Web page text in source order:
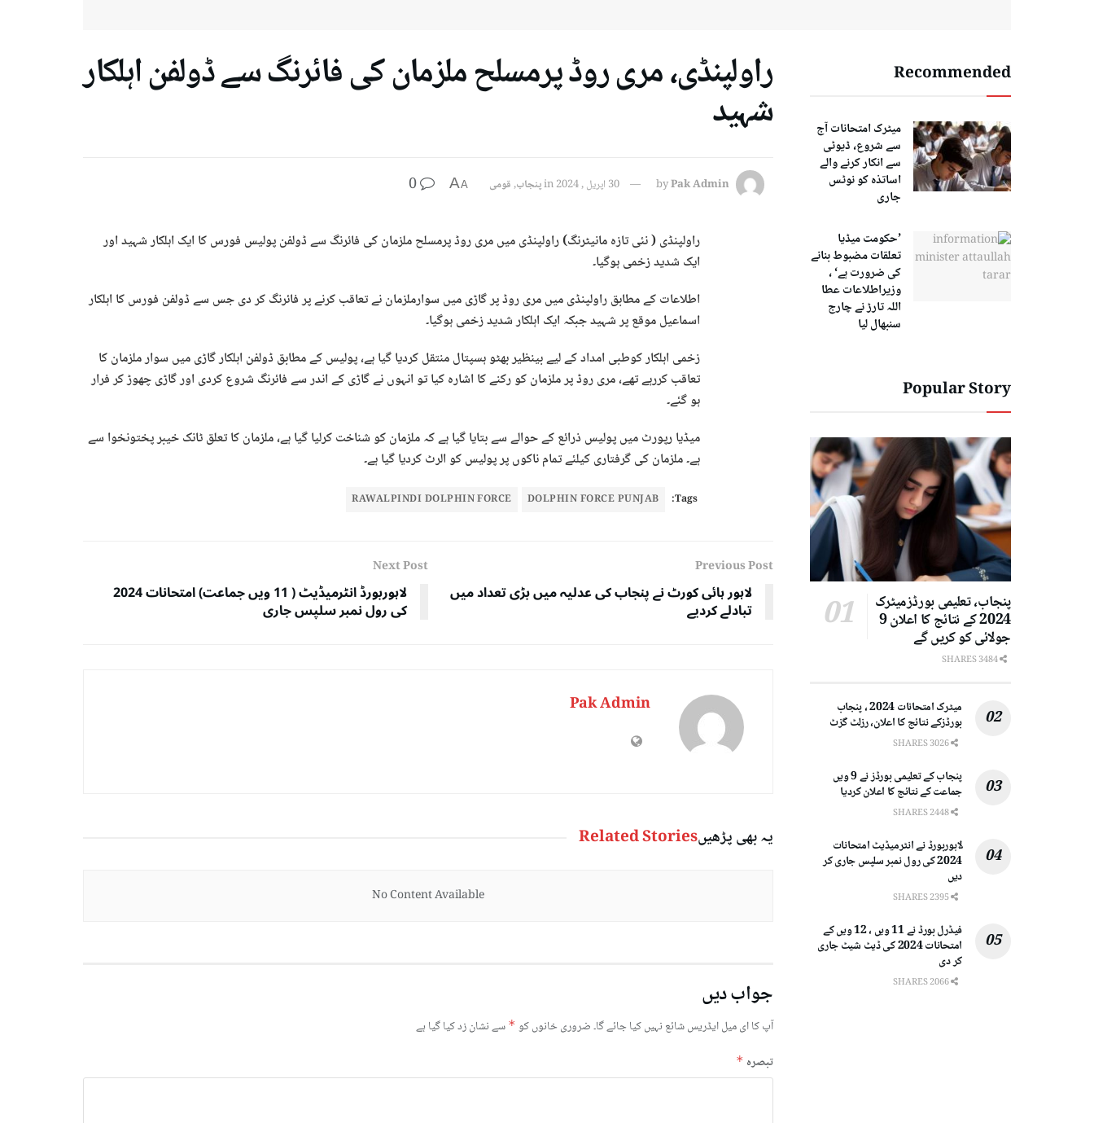
راولپنڈی، مری روڈ پرمسلح ملزمان کی فائرنگ سے ڈولفن اہلکار
شہید
byPak Admin 30 اپریل , 2024 inپنجاب,قومی A
A
0
راولپنڈی ( نئی تازہ مانیٹرنگ) راولپنڈی میں مری روڈ پرمسلح ملزمان کی فائرنگ سے ڈولفن پولیس فورس کا ایک اہلکار شہید اور
ایک شدید زخمی ہوگیا۔
اطلاعات کے مطابق راولپنڈی میں مری روڈ پر گاڑی میں سوارملزمان نے تعاقب کرنے پر فائرنگ کر دی جس سے ڈولفن فورس کا اہلکار
اسماعیل موقع پر شہید جبکہ ایک اہلکار شدید زخمی ہوگیا۔
زخمی اہلکار کوطبی امداد کے لیے بینظیر بھٹو ہسپتال منتقل کردیا گیا ہے، پولیس کے مطابق ڈولفن اہلکار گاڑی میں سوار ملزمان کا
تعاقب کررہے تھے، مری روڈ پر ملزمان کو رکنے کا اشارہ کیا تو انہوں نے گاڑی کے اندر سے فائرنگ شروع کردی اور گاڑی چھوڑ کر فرار
ہو گئے۔
ًٰمیڈیا رپورٹ میں پولیس ذرائع کے حوالے سے بتایا گیا ہے کہ ملزمان کو شناخت کرلیا گیا ہے، ملزمان کا تعلق ٹانک خیبر پختونخوا سے
ہے۔ ملزمان کی گرفتاری کیلئے تمام ناکوں پر پولیس کو الرٹ کردیا گیا ہے۔
Tags:
DOLPHIN FORCE PUNJAB
RAWALPINDI DOLPHIN FORCE
Previous Post
لاہور ہائی کورٹ نے پنجاب کی عدلیہ میں بڑی تعداد میں
تبادلے کردیے
Next Post
لاہوربورڈ انٹرمیڈیٹ ( 11 ویں جماعت) امتحانات 2024
کی رول نمبر سلپس جاری
Pak Admin
یہ بھی پڑھیںRelated Stories
No Content Available
جواب دیں
آپ کا ای میل ایڈریس شائع نہیں کیا جائے گا۔ضروری خانوں کو * سے نشان زد کیا گیا ہے
تبصرہ *
Recommended
میٹرک امتحانات آج
سے شروع، ڈیوٹی
سے انکار کرنے والے
اساتذہ کو نوٹس
جاری
’حکومت میڈیا
تعلقات مضبوط بنانے
کی ضرورت ہے‘ ،
وزیراطلاعات عطا
اللہ تارڑ نے چارج
سنبھال لیا
Popular Story
پنجاب، تعلیمی بورڈزمیٹرک
2024 کے نتائج کا اعلان 9
جولائی کو کریں گے
میٹرک امتحانات 2024 ، پنجاب
بورڈزکے نتائج کا اعلان، رزلٹ گزٹ
پنجاب کے تعلیمی بورڈز نے 9 ویں
جماعت کے نتائج کا اعلان کردیا
لاہوربورڈ نے انٹرمیڈیٹ امتحانات
2024 کی رول نمبر سلپس جاری کر
دیں
فیڈرل بورڈ نے 11 ویں ، 12 ویں کے
امتحانات 2024 کی ڈیٹ شیٹ جاری
کر دی